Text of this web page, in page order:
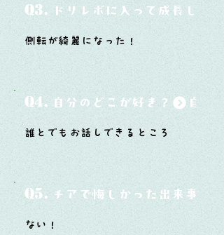
Q3. ドリレボに入って成長した
側転が綺麗になった！
Q4. 自分のどこが好き？
誰とでもお話しできるところ
Q5. チアで悔しかった出来事と
ない！